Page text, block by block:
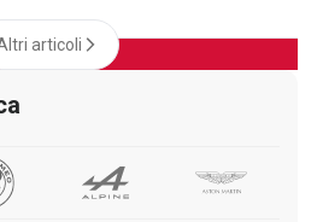
articoli